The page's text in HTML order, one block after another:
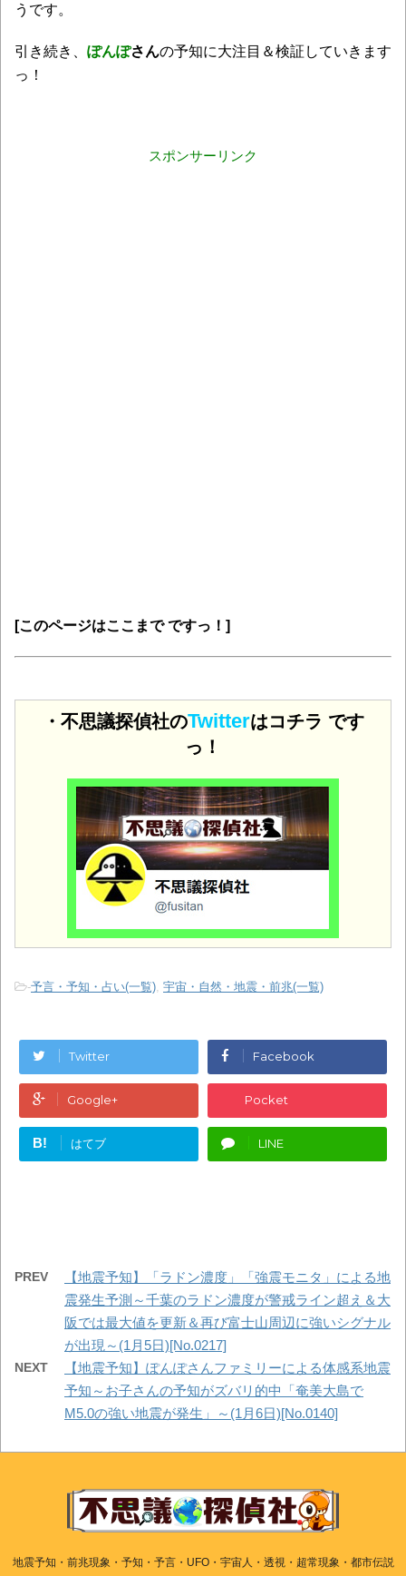
うです。
引き続き、 ぽんぽさんの予知に大注目＆検証していきます
っ！
スポンサーリンク
[このページはここまで ですっ！]
・不思議探偵社のTwitterはコチラ です
っ！
-予言・予知・占い(一覧) 宇宙・自然・地震・前兆(一覧)
Twitter Facebook
Google+ Pocket
B! はてブ LINE
PREV
【地震予知】「ラドン濃度」「強震モニタ」による地
震発生予測～千葉のラドン濃度が警戒ライン超え＆大
阪では最大値を更新＆再び富士山周辺に強いシグナル
が出現～(1月5日)[No.0217]
NEXT
【地震予知】ぽんぽさんファミリーによる体感系地震
予知～お子さんの予知がズバリ的中「奄美大島で
M5.0の強い地震が発生」～(1月6日)[No.0140]
地震予知・前兆現象・予知・予言・UFO・宇宙人・透視・超常現象・都市伝説